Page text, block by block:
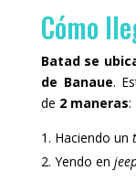
Cómo
Batad se
de Banaue.
de 2 maneras:
Haciendo un
Yendo en